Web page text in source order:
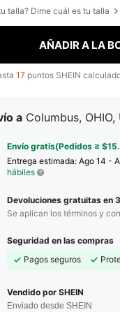
talla? Dime cuál es tu talla
AÑADIR A LA
17 puntos SHEIN
a Columbus,
Envío gratis(Pedidos ≥
Entrega estimada: Ago 14 -
hábiles
Devoluciones gratuitas en
Se aplican los términos y
Seguridad en las compras
Pagos seguros
Vendido por SHEIN
Enviado desde SHEIN